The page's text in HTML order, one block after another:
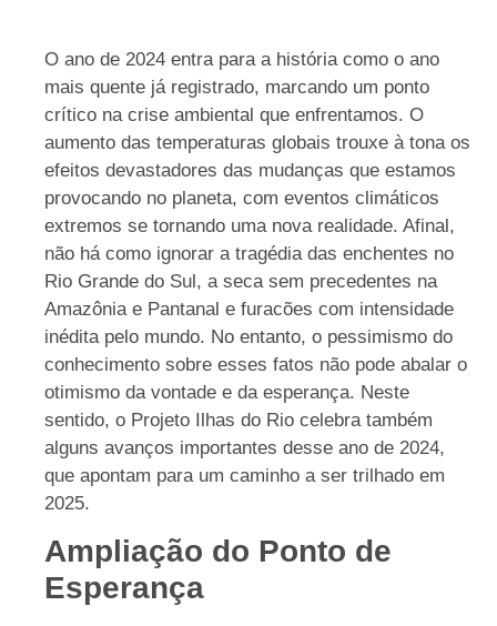
O ano de 2024 entra para a história como o ano
mais quente já registrado, marcando um ponto
crítico na crise ambiental que enfrentamos. O
aumento das temperaturas globais trouxe à tona os
efeitos devastadores das mudanças que estamos
provocando no planeta, com eventos climáticos
extremos se tornando uma nova realidade. Afinal,
não há como ignorar a tragédia das enchentes no
Rio Grande do Sul, a seca sem precedentes na
Amazônia e Pantanal e furacões com intensidade
inédita pelo mundo. No entanto, o pessimismo do
conhecimento sobre esses fatos não pode abalar o
otimismo da vontade e da esperança. Neste
sentido, o Projeto Ilhas do Rio celebra também
alguns avanços importantes desse ano de 2024,
que apontam para um caminho a ser trilhado em
2025.
Ampliação do Ponto de
Esperança